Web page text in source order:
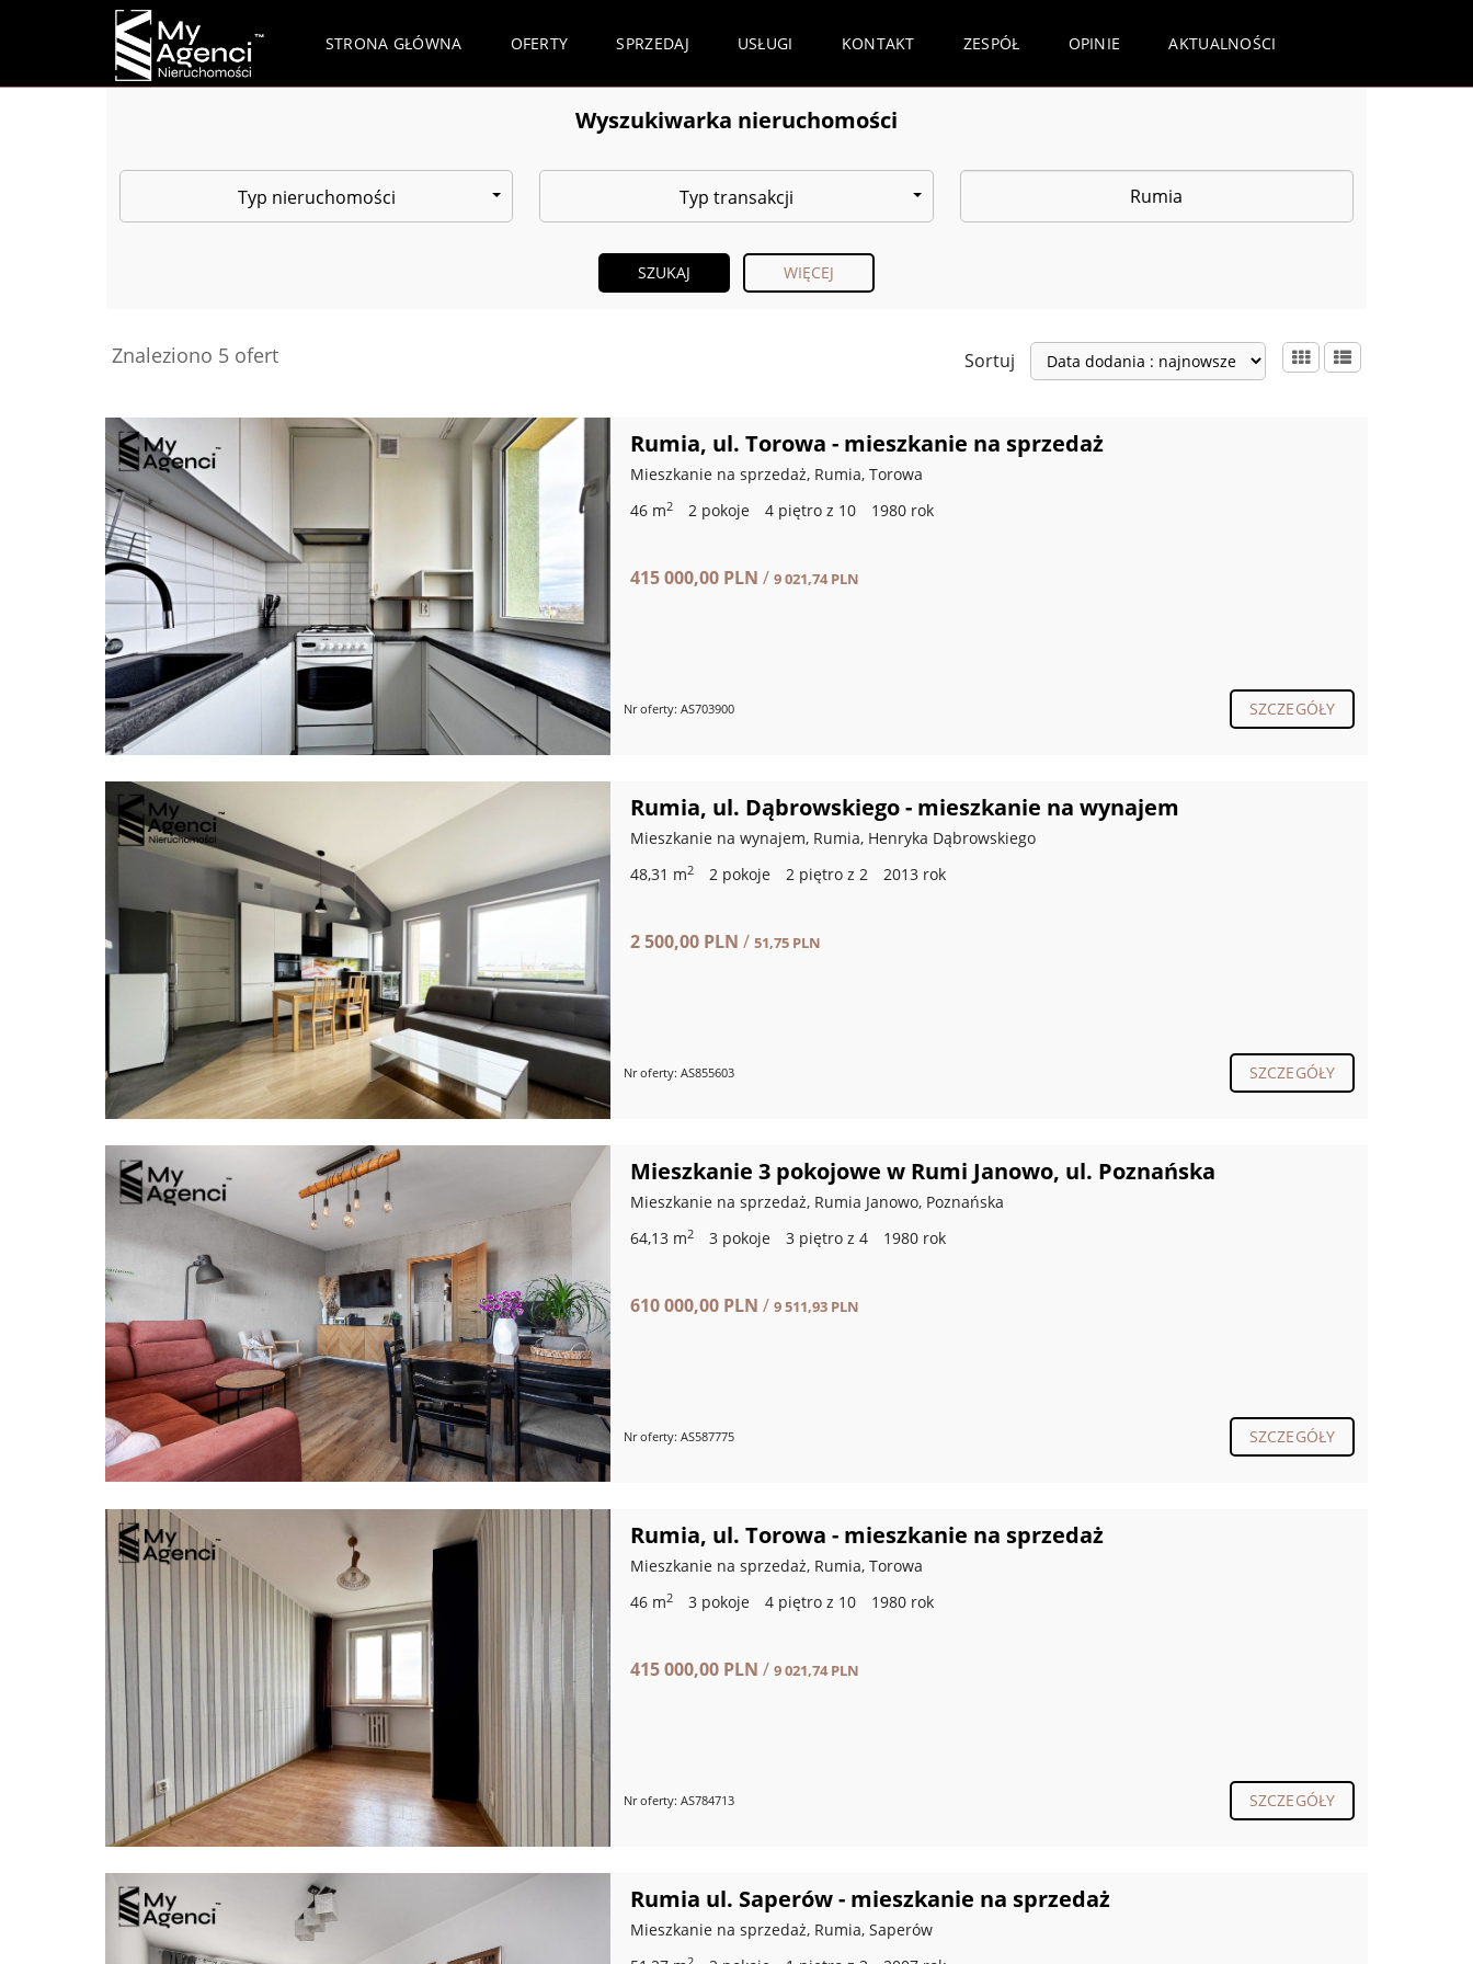
STRONA GŁÓWNA OFERTY SPRZEDAJ USŁUGI KONTAKT ZESPÓŁ OPINIE AKTUALNOŚCI
Wyszukiwarka nieruchomości
Typ nieruchomości Typ transakcji
WIĘCEJ
Znaleziono 5 ofert Sortuj
Rumia, ul. Torowa - mieszkanie na sprzedaż
Mieszkanie na sprzedaż, Rumia, Torowa
46 m2 2 pokoje 4 piętro z 10 1980 rok
415 000,00 PLN / 9 021,74 PLN
Nr oferty: AS703900 SZCZEGÓŁY
Rumia, ul. Dąbrowskiego - mieszkanie na wynajem
Mieszkanie na wynajem, Rumia, Henryka Dąbrowskiego
48,31 m2 2 pokoje 2 piętro z 2 2013 rok
2 500,00 PLN / 51,75 PLN
Nr oferty: AS855603 SZCZEGÓŁY
Mieszkanie 3 pokojowe w Rumi Janowo, ul. Poznańska
Mieszkanie na sprzedaż, Rumia Janowo, Poznańska
64,13 m2 3 pokoje 3 piętro z 4 1980 rok
610 000,00 PLN / 9 511,93 PLN
Nr oferty: AS587775 SZCZEGÓŁY
Rumia, ul. Torowa - mieszkanie na sprzedaż
Mieszkanie na sprzedaż, Rumia, Torowa
46 m2 3 pokoje 4 piętro z 10 1980 rok
415 000,00 PLN / 9 021,74 PLN
Nr oferty: AS784713 SZCZEGÓŁY
Rumia ul. Saperów - mieszkanie na sprzedaż
Mieszkanie na sprzedaż, Rumia, Saperów